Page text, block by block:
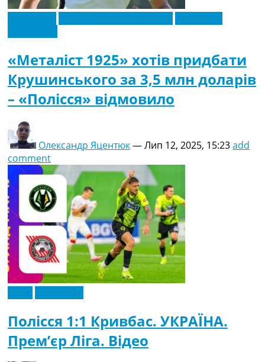
«Металіст 1925» хотів придбати
Крушинського за 3,5 млн доларів
– «Полісся» відмовило
Олександр Яцентюк—Лип 12, 2025, 15:23add
comment
Полісся 1:1 Кривбас. УКРАЇНА.
Прем’єр Ліга. Відео